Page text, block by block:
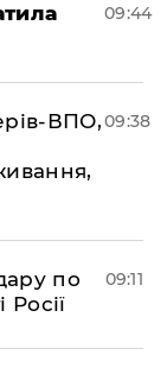
09:44
ВПО,09:38
по
09:11